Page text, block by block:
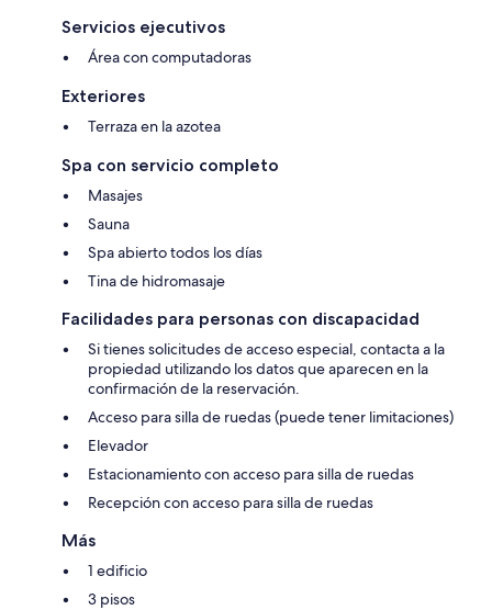
Servicios ejecutivos
Área con computadoras
Exteriores
Terraza en la azotea
Spa con servicio completo
Masajes
Sauna
Spa abierto todos los días
Tina de hidromasaje
Facilidades para personas con discapacidad
Si tienes solicitudes de acceso especial, contacta a la
propiedad utilizando los datos que aparecen en la
confirmación de la reservación.
Acceso para silla de ruedas (puede tener limitaciones)
Elevador
Estacionamiento con acceso para silla de ruedas
Recepción con acceso para silla de ruedas
Más
1 edificio
3 pisos